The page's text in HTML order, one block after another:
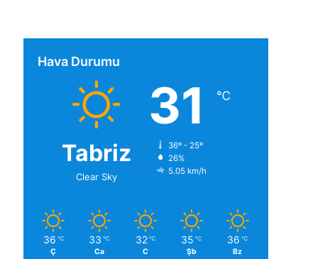
Hava Durumu
Tabriz
Clear Sky
31 ℃
36º - 25º
26%
5.05 km/h
36 ℃
Ç
33 ℃
Ca
32 ℃
C
35 ℃
Şb
36 ℃
Bz